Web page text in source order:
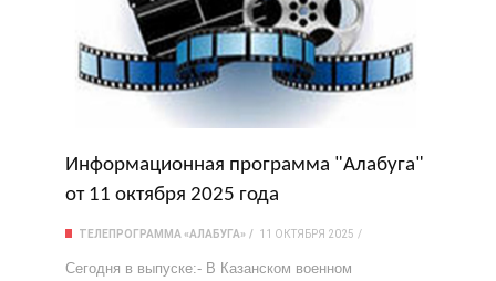
Информационная программа "Алабуга"
от 11 октября 2025 года
ТЕЛЕПРОГРАММА «АЛАБУГА» 11 ОКТЯБРЯ 2025
Сегодня в выпуске:- В Казанском военном